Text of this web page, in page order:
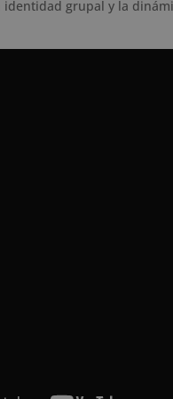
identidad grupal y la